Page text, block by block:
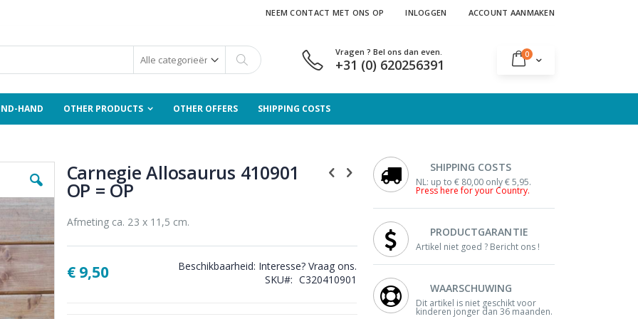
NEEM CONTACT MET ONS OP INLOGGEN ACCOUNT AANMAKEN
Cart
0producten
Zoek
Vragen ? Bel ons dan even.
+31 (0) 620256391
HAND OTHER PRODUCTS OTHER OFFERS SHIPPING COSTS
Carnegie Allosaurus 410901
OP = OP
Afmeting ca. 23 x 11,5 cm.
€ 9,50 Beschikbaarheid: Interesse? Vraag ons.
SKU
C320410901
SHIPPING COSTS
NL: up to € 80,00 only € 5,95.
Press here for your Country.
PRODUCTGARANTIE
Artikel niet goed ? Bericht ons !
WAARSCHUWING
Dit artikel is niet geschikt voor
kinderen jonger dan 36 maanden.